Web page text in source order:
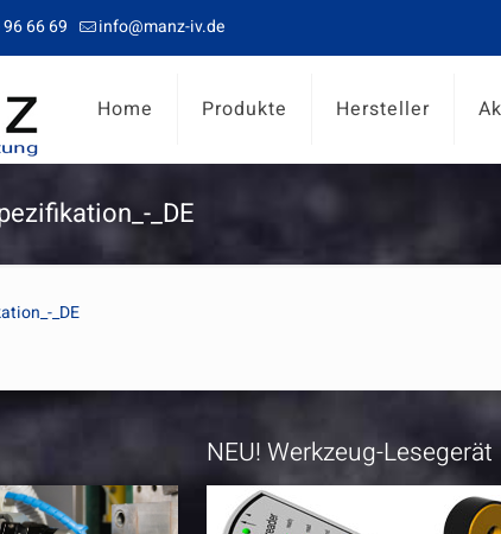
66 69 info@manz-iv.de
Home Produkte Hersteller
_DE
_DE
NEU! Werkzeug-Lesegerät